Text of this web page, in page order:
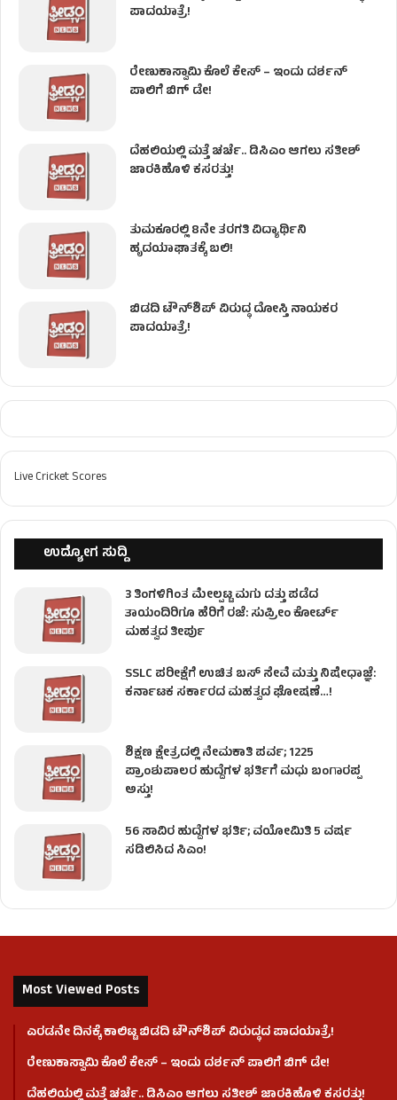
ಪಾದಯಾತ್ರೆ!
ರೇಣುಕಾಸ್ವಾಮಿ ಕೊಲೆ‌ ಕೇಸ್​ – ಇಂದು ದರ್ಶನ್
ಪಾಲಿಗೆ ಬಿಗ್ ಡೇ!
ದೆಹಲಿಯಲ್ಲಿ ಮತ್ತೆ ಚರ್ಚೆ.. ಡಿಸಿಎಂ ಆಗಲು ಸತೀಶ್
ಜಾರಕಿಹೊಳಿ ಕಸರತ್ತು!
ತುಮಕೂರಲ್ಲಿ 8ನೇ ತರಗತಿ ವಿದ್ಯಾರ್ಥಿನಿ
ಹೃದಯಾಘಾತಕ್ಕೆ ಬಲಿ!
ಬಿಡದಿ ಟೌನ್‌ಶಿಪ್‌ ವಿರುದ್ಧ ದೋಸ್ತಿ ನಾಯಕರ
ಪಾದಯಾತ್ರೆ!
Live Cricket Scores
ಉದ್ಯೋಗ ಸುದ್ದಿ
3 ತಿಂಗಳಿಗಿಂತ ಮೇಲ್ಪಟ್ಟ ಮಗು ದತ್ತು ಪಡೆದ
ತಾಯಂದಿರಿಗೂ ಹೆರಿಗೆ ರಜೆ: ಸುಪ್ರೀಂ ಕೋರ್ಟ್
ಮಹತ್ವದ ತೀರ್ಪು
SSLC ಪರೀಕ್ಷೆಗೆ ಉಚಿತ ಬಸ್ ಸೇವೆ ಮತ್ತು ನಿಷೇಧಾಜ್ಞೆ:
ಕರ್ನಾಟಕ ಸರ್ಕಾರದ ಮಹತ್ವದ ಘೋಷಣೆ…!
ಶಿಕ್ಷಣ ಕ್ಷೇತ್ರದಲ್ಲಿ ನೇಮಕಾತಿ ಪರ್ವ; 1225
ಪ್ರಾಂಶುಪಾಲರ ಹುದ್ದೆಗಳ ಭರ್ತಿಗೆ ಮಧು ಬಂಗಾರಪ್ಪ
ಅಸ್ತು!
56 ಸಾವಿರ ಹುದ್ದೆಗಳ ಭರ್ತಿ; ವಯೋಮಿತಿ 5 ವರ್ಷ
ಸಡಿಲಿಸಿದ ಸಿಎಂ!
Most Viewed Posts
ಎರಡನೇ ದಿನಕ್ಕೆ ಕಾಲಿಟ್ಟ ಬಿಡದಿ ಟೌನ್​ಶಿಪ್ ವಿರುದ್ಧದ ಪಾದಯಾತ್ರೆ!
ರೇಣುಕಾಸ್ವಾಮಿ ಕೊಲೆ‌ ಕೇಸ್​ – ಇಂದು ದರ್ಶನ್ ಪಾಲಿಗೆ ಬಿಗ್ ಡೇ!
ದೆಹಲಿಯಲ್ಲಿ ಮತ್ತೆ ಚರ್ಚೆ.. ಡಿಸಿಎಂ ಆಗಲು ಸತೀಶ್ ಜಾರಕಿಹೊಳಿ ಕಸರತ್ತು!